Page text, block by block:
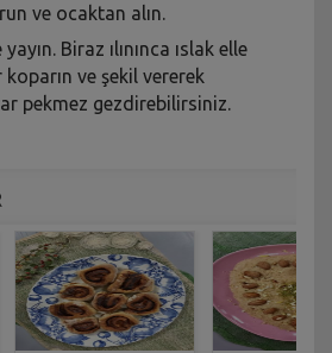
ve ocaktan alın.
Biraz ılınınca ıslak elle
ve şekil vererek
pekmez gezdirebilirsiniz.